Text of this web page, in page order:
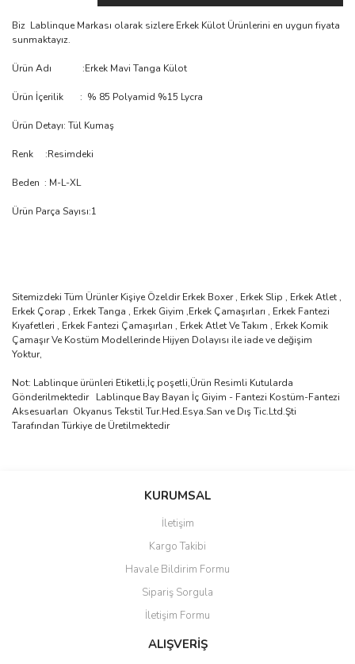
Biz Lablinque Markası olarak sizlere Erkek Külot Ürünlerini en uygun fiyata
sunmaktayız.
Ürün Adı :Erkek Mavi Tanga Külot
Ürün İçerilik : % 85 Polyamid %15 Lycra
Ürün Detayı: Tül Kumaş
Renk :Resimdeki
Beden : M-L-XL
Ürün Parça Sayısı:1
Sitemizdeki Tüm Ürünler Kişiye Özeldir Erkek Boxer , Erkek Slip , Erkek Atlet ,
Erkek Çorap , Erkek Tanga , Erkek Giyim ,Erkek Çamaşırları , Erkek Fantezi
Kıyafetleri , Erkek Fantezi Çamaşırları , Erkek Atlet Ve Takım , Erkek Komik
Çamaşır Ve Kostüm Modellerinde Hijyen Dolayısı ile iade ve değişim
Yoktur,
Not: Lablinque ürünleri Etiketli,İç poşetli,Ürün Resimli Kutularda
Gönderilmektedir Lablinque Bay Bayan İç Giyim - Fantezi Kostüm-Fantezi
Aksesuarları Okyanus Tekstil Tur.Hed.Esya.San ve Dış Tic.Ltd.Şti
Tarafından Türkiye de Üretilmektedir
Bu ürüne ilk yorumu siz yapın!
Ürün resmi kalitesiz, bozuk veya görüntülenemiyor.
Ürün açıklamasında eksik bilgiler bulunuyor.
Ürün bilgilerinde hatalar bulunuyor.
Ürün fiyatı diğer sitelerden daha pahalı.
Bu ürüne benzer farklı alternatifler olmalı.
KURUMSAL
İletişim
Kargo Takibi
Havale Bildirim Formu
Sipariş Sorgula
İletişim Formu
ALIŞVERİŞ